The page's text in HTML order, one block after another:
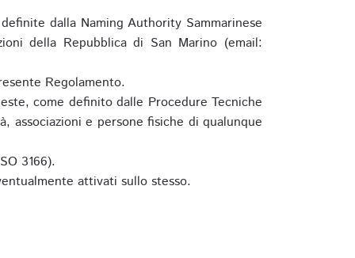
dalla Naming Authority Sammarinese
della Repubblica di San Marino (email:
Regolamento.
come definito dalle Procedure Tecniche
associazioni e persone fisiche di qualunque
3166).
attivati sullo stesso.